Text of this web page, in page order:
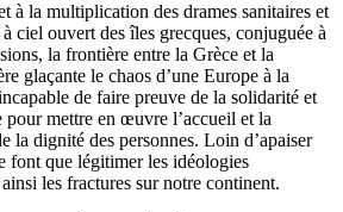
à la multiplication des drames sanitaires et
ciel ouvert des îles grecques, conjuguée à
la frontière entre la Grèce et la
glaçante le chaos d’une Europe à la
de faire preuve de la solidarité et
pour mettre en œuvre l’accueil et la
la dignité des personnes. Loin d’apaiser
font que légitimer les idéologies
les fractures sur notre continent.